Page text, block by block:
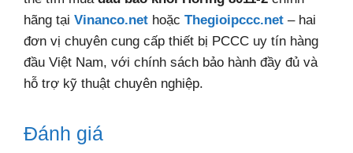
hãng tại Vinanco.net hoặc Thegioipccc.net – hai
đơn vị chuyên cung cấp thiết bị PCCC uy tín hàng
đầu Việt Nam, với chính sách bảo hành đầy đủ và
hỗ trợ kỹ thuật chuyên nghiệp.
Đánh giá